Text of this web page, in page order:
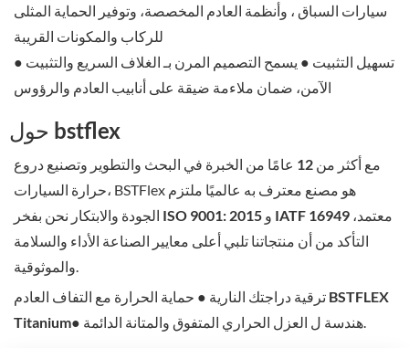
سيارات السباق ، وأنظمة العادم المخصصة، وتوفير الحماية المثلى
للركاب والمكونات القريبة
●
تسهيل التثبيت ● يسمح التصميم المرن بـ الغلاف السريع والتثبيت
الآمن، ضمان ملاءمة ضيقة على أنابيب العادم والرؤوس
حول bstflex
مع أكثر من 12 عامًا من الخبرة في البحث والتطوير وتصنيع دروع
حرارة السيارات
، BSTFlex هو مصنع معترف به عالميًا ملتزم
الجودة والابتكار
ISO 9001: 2015 و IATF 16949 معتمد،
التأكد من أن منتجاتنا تلبي أعلى معايير الصناعة الأداء والسلامة
والموثوقية
ترقية دراجتك النارية ● حماية الحرارة مع التفاف العادم BSTFLEX
Titanium
● هندسة ل العزل الحراري المتفوق والمتانة الدائمة